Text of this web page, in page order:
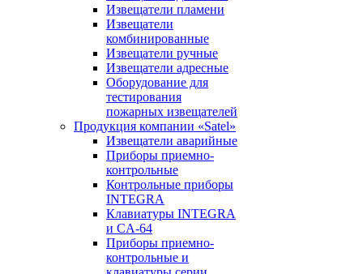
Извещатели пламени
Извещатели
комбинированные
Извещатели ручные
Извещатели адресные
Оборудование для
тестирования
пожарных извещателей
Продукция компании «Satel»
Извещатели аварийные
Приборы приемно-
контрольные
Контрольные приборы
INTEGRA
Клавиатуры INTEGRA
и CA-64
Приборы приемно-
контрольные и